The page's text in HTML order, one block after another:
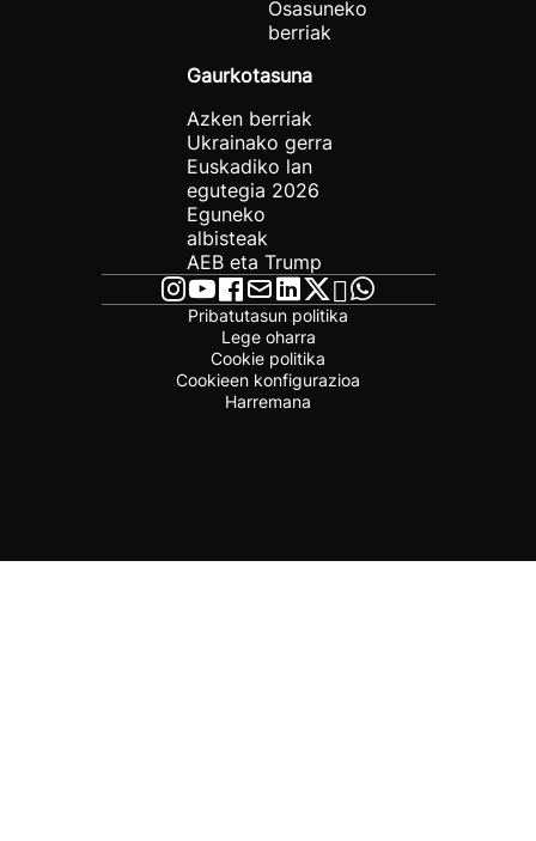
Osasuneko
berriak
Gaurkotasuna
Azken berriak
Ukrainako gerra
Euskadiko lan
egutegia 2026
Eguneko
albisteak
AEB eta Trump
Pribatutasun politika
Lege oharra
Cookie politika
Cookieen konfigurazioa
Harremana